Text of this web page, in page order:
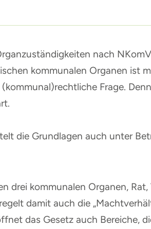
nach
kommunalen Organen ist
Frage.
die Grundlagen auch unter
drei kommunalen Organen,
damit auch die
das Gesetz auch Bereiche,